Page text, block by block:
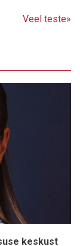
Veel teste»
keskust